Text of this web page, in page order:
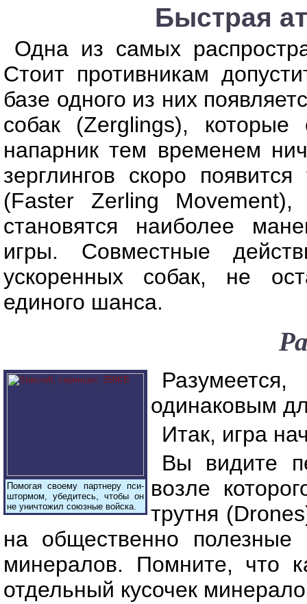
Быстрая
Одна из самых
Стоит противникам
базе одного из них
собак (Zerglings),
напарник тем временем
зерглингов скоро
(Faster Zerling Movement),
становятся наиболее
игры. Совместные
ускоренных собак, не
единого шанса.
Помогая своему партнеру пси-
штормом, убедитесь, чтобы он
не уничтожил союзные войска.
одинаковым
Итак, игра
Вы видите
возле
трутня
на общественно
минералов. Помните, что
отдельный кусочек